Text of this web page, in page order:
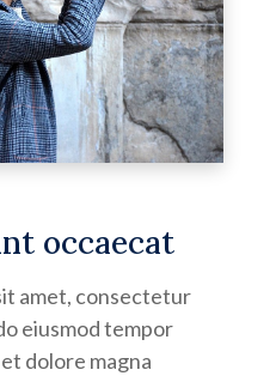
occaecat
amet, consectetur
eiusmod tempor
dolore magna